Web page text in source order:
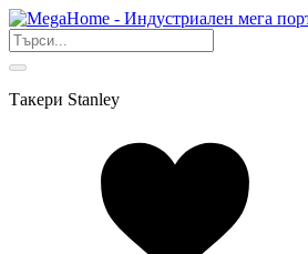
Такери Stanley